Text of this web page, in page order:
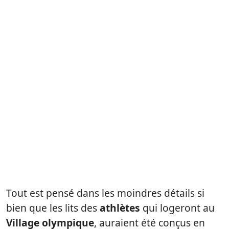
Tout est pensé dans les moindres détails si
bien que les lits desathlètes qui logeront au
Village olympique, auraient été conçus en